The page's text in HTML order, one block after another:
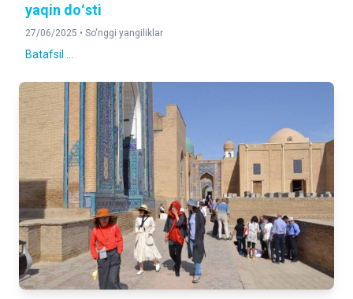
yaqin doʻsti
27/06/2025 • So'nggi yangiliklar
Batafsil ...